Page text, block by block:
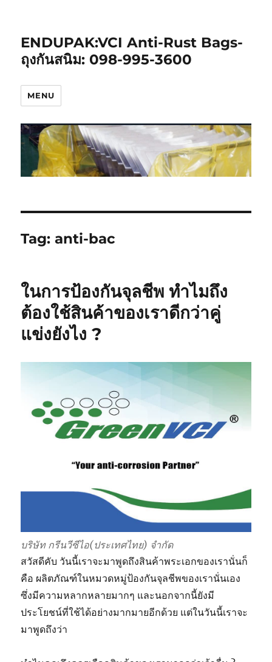
ENDUPAK:VCI Anti-Rust Bags-
ถุงกันสนิม: 098-995-3600
MENU
Tag:anti-bac
ในการป้องกันจุลชีพ ทำไมถึง
ต้องใช้สินค้าของเราดีกว่าคู่
แข่งยังไง ?
บริษัท กรีนวีซีไอ(ประเทศไทย) จำกัด
สวัสดีคับ วันนี้เราจะมาพูดถึงสินค้าพระเอกของเรานั่นก็
คือ ผลิตภัณฑ์ในหมวดหมู่ป้องกันจุลชีพของเรานั่นเอง
ซึ่งมีความหลากหลายมากๆ และนอกจากนี้ยังมี
ประโยชน์ที่ใช้ได้อย่างมากมายอีกด้วย แต่ในวันนี้เราจะ
มาพูดถึงว่า